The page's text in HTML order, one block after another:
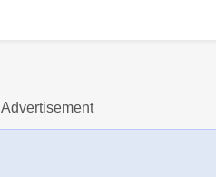
Advertisement